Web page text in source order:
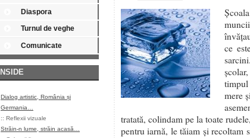
Diaspora
Turnul de veghe
Comunicate
INSIDE
Dialog artistic, România și
Germania…
:: Reflexii vizuale
Străin-n lume, străin acasă…
ce
timpul
mere
tratată, colindam pe la toate
pentru iarnă, le tăiam și recoltam